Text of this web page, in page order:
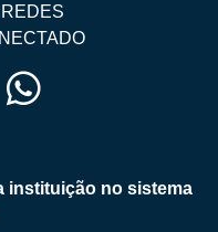
instituição no sistema